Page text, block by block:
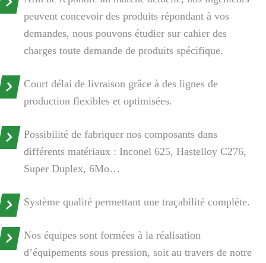
Adresse de messagerie*
Téléphone*
J'accepte d'être recontacté.e dans le cadre d'une
démarche commerciale.*
peuvent concevoir des produits répondant à vos
demandes, nous pouvons étudier sur cahier des
charges toute demande de produits spécifique.
Court délai de livraison grâce à des lignes de
production flexibles et optimisées.
Possibilité de fabriquer nos composants dans
différents matériaux : Inconel 625, Hastelloy C276,
Super Duplex, 6Mo…
Système qualité permettant une traçabilité complète.
Nos équipes sont formées à la réalisation
d’équipements sous pression, soit au travers de notre
Adresse de messagerie*
Téléphone*
démarche commerciale.*